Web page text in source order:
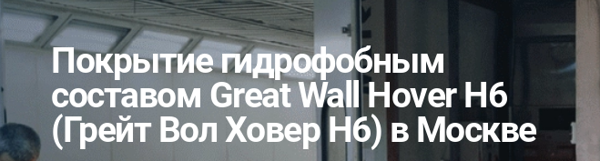
Покрытие гидрофобным
составом Great Wall Hover H6
(Грейт Вол Ховер H6) в Москве